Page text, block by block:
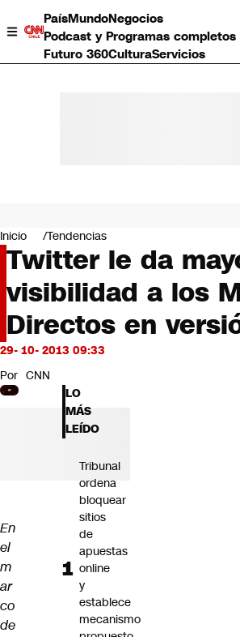
PaísMundoNegocios
Podcast y Programas completos
Futuro 360CulturaServicios
Negocios
Deportes
Programas completos
Cultura
Servicios
Bits
CNN tiempo
Futuro 360
Opinión
Inicio Tendencias
Twitter le da
visibilidad a los
Directos en
29- 10- 2013 09:33
Por CNN
En
el
m
ar
co
de
LO
MÁS
LEÍDO
Tribunal
ordena
bloquear
sitios
de
apuestas
online
y
establece
mecanismo